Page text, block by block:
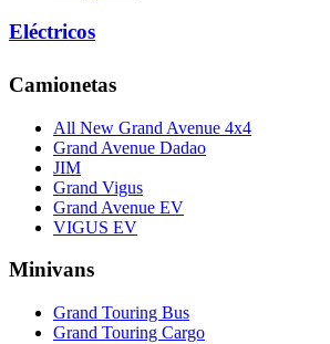
Eléctricos
Camionetas
All New Grand Avenue 4x4
Grand Avenue Dadao
JIM
Grand Vigus
Grand Avenue EV
VIGUS EV
Minivans
Grand Touring Bus
Grand Touring Cargo